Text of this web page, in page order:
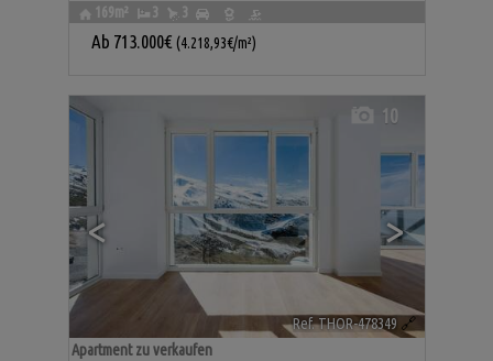
169m² 3 3
Ab 713.000€ (4.218,93€/m²)
< >
10
Ref. THOR-478349 🔗
Apartment zu verkaufen